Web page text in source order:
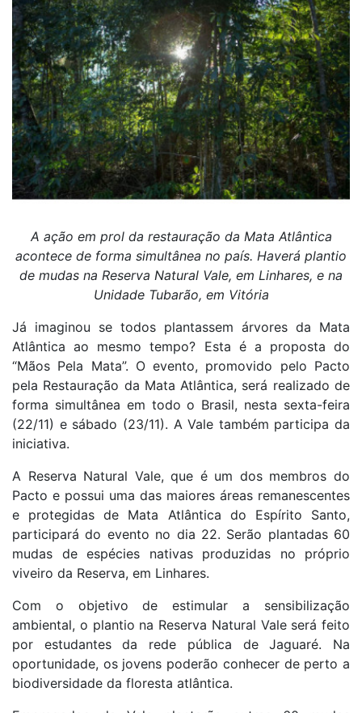
A ação em prol da restauração da Mata Atlântica
acontece de forma simultânea no país. Haverá plantio
de mudas na Reserva Natural Vale, em Linhares, e na
Unidade Tubarão, em Vitória
Já imaginou se todos plantassem árvores da Mata
Atlântica ao mesmo tempo? Esta é a proposta do
“Mãos Pela Mata”. O evento, promovido pelo Pacto
pela Restauração da Mata Atlântica, será realizado de
forma simultânea em todo o Brasil, nesta sexta-feira
(22/11) e sábado (23/11). A Vale também participa da
iniciativa.
A Reserva Natural Vale, que é um dos membros do
Pacto e possui uma das maiores áreas remanescentes
e protegidas de Mata Atlântica do Espírito Santo,
participará do evento no dia 22. Serão plantadas 60
mudas de espécies nativas produzidas no próprio
viveiro da Reserva, em Linhares.
Com o objetivo de estimular a sensibilização
ambiental, o plantio na Reserva Natural Vale será feito
por estudantes da rede pública de Jaguaré. Na
oportunidade, os jovens poderão conhecer de perto a
biodiversidade da floresta atlântica.